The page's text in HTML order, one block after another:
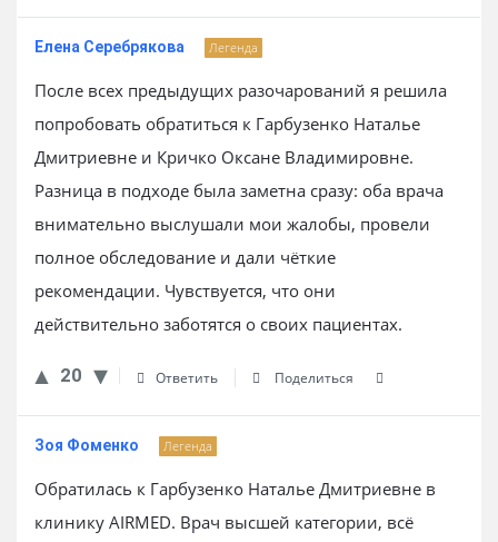
Елена Серебрякова Легенда
После всех предыдущих разочарований я решила
попробовать обратиться к Гарбузенко Наталье
Дмитриевне и Кричко Оксане Владимировне.
Разница в подходе была заметна сразу: оба врача
внимательно выслушали мои жалобы, провели
полное обследование и дали чёткие
рекомендации. Чувствуется, что они
действительно заботятся о своих пациентах.
20 Ответить Поделиться
Зоя Фоменко Легенда
Обратилась к Гарбузенко Наталье Дмитриевне в
клинику AIRMED. Врач высшей категории, всё